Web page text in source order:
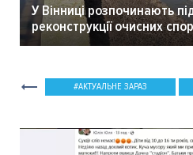
У Вінниці розпочинають
реконструкції очисних
мер Вінниці.
АКТУАЛЬНЕ ЗАРАЗ